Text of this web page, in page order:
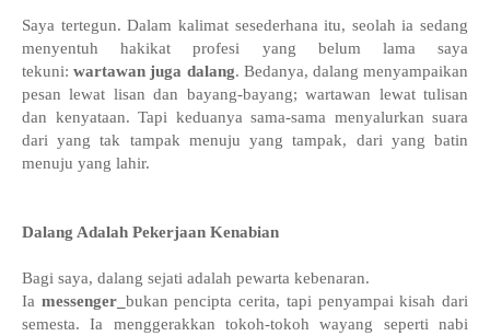
Saya tertegun. Dalam kalimat sesederhana itu, seolah ia sedang
menyentuh hakikat profesi yang belum lama saya
tekuni:wartawan juga dalang. Bedanya, dalang menyampaikan
pesan lewat lisan dan bayang-bayang; wartawan lewat tulisan
dan kenyataan. Tapi keduanya sama-sama menyalurkan suara
dari yang tak tampak menuju yang tampak, dari yang batin
menuju yang lahir.
Dalang Adalah Pekerjaan Kenabian
Bagi saya, dalang sejati adalah pewarta kebenaran.
Ia messenger_ bukan pencipta cerita, tapi penyampai kisah dari
semesta. Ia menggerakkan tokoh-tokoh wayang seperti nabi